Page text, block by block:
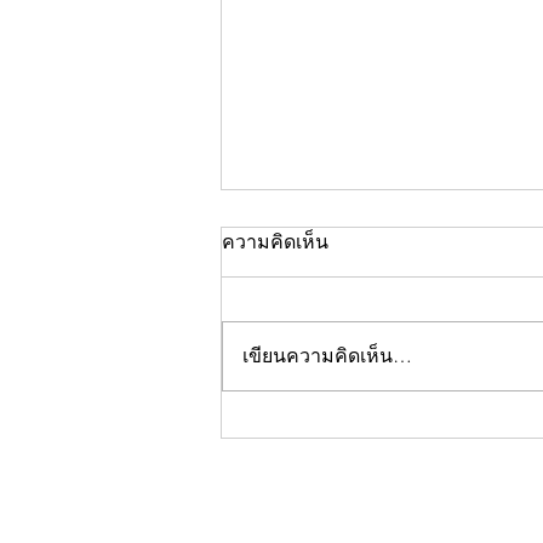
คอลัมน์"จับชีพจรวงการ
ความคิดเห็น
เขียนความคิดเห็น…